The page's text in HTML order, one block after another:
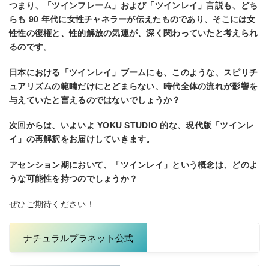
つまり、「ツインフレーム」および「ツインレイ」⾔説も、どち
らも 90 年代に⼥性チャネラーが伝えたものであり、そこには⼥
性性の復権と、性的解放の気運が、深く関わっていたと考えられ
るのです。
⽇本における「ツインレイ」ブームにも、このような、スピリチ
ュアリズムの範疇だけにとどまらない、時代全体の流れが影響を
与えていたと⾔えるのではないでしょうか？
次回からは、いよいよ YOKU STUDIO 的な、現代版「ツインレ
イ」の再解釈をお届けしていきます。
アセンション期において、「ツインレイ」という概念は、どのよ
うな可能性を持つのでしょうか？
ぜひご期待ください！
ナチュラルプラネット公式